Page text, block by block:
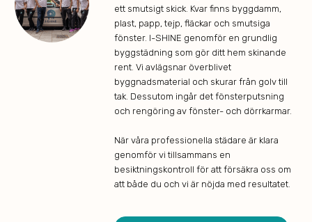
ett smutsigt skick. Kvar finns byggdamm,
plast, papp, tejp, fläckar och smutsiga
fönster. I-SHINE genomför en grundlig
byggstädning som gör ditt hem skinande
rent. Vi avlägsnar överblivet
byggnadsmaterial och skurar från golv till
tak. Dessutom ingår det fönsterputsning
och rengöring av fönster- och dörrkarmar.
När våra professionella städare är klara
genomför vi tillsammans en
besiktningskontroll för att försäkra oss om
att både du och vi är nöjda med resultatet.